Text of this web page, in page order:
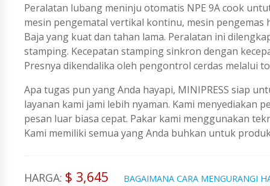
Peralatan lubang meninju otomatis NPE 9A cook
mesin pengematal vertikal kontinu, mesin
Baja yang kuat dan tahan lama. Peralatan ini
stamping. Kecepatan stamping sinkron dengan
Presnya dikendalika oleh pengontrol cerdas melalui
Apa tugas pun yang Anda hayapi, MINIPRESS siap
layanan kami jami lebih nyaman. Kami menyediakan
pesan luar biasa cepat. Pakar kami menggunakan
Kami memiliki semua yang Anda buhkan untuk
HARGA: $ 3,645 BAGAIMANA CARA MENGURANGI